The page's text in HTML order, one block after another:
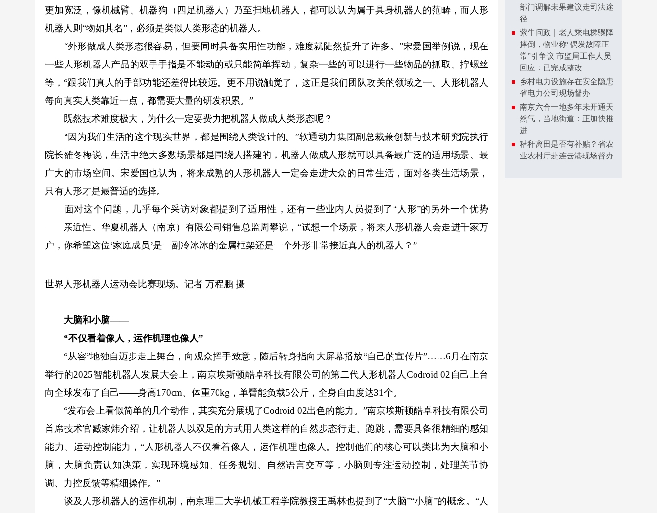
更加宽泛，像机械臂、机器狗（四足机器人）乃至扫地机器人，都可以认为属于具身机器人的范畴，而人形
机器人则“物如其名”，必须是类似人类形态的机器人。
“外形做成人类形态很容易，但要同时具备实用性功能，难度就陡然提升了许多。”宋爱国举例说，现在
一些人形机器人产品的双手手指是不能动的或只能简单挥动，复杂一些的可以进行一些物品的抓取、拧螺丝
等，“跟我们真人的手部功能还差得比较远。更不用说触觉了，这正是我们团队攻关的领域之一。人形机器人
每向真实人类靠近一点，都需要大量的研发积累。”
既然技术难度极大，为什么一定要费力把机器人做成人类形态呢？
“因为我们生活的这个现实世界，都是围绕人类设计的。”软通动力集团副总裁兼创新与技术研究院执行
院长雒冬梅说，生活中绝大多数场景都是围绕人搭建的，机器人做成人形就可以具备最广泛的适用场景、最
广大的市场空间。宋爱国也认为，将来成熟的人形机器人一定会走进大众的日常生活，面对各类生活场景，
只有人形才是最普适的选择。
面对这个问题，几乎每个采访对象都提到了适用性，还有一些业内人员提到了“人形”的另外一个优势
——亲近性。华夏机器人（南京）有限公司销售总监周攀说，“试想一个场景，将来人形机器人会走进千家万
户，你希望这位‘家庭成员’是一副冷冰冰的金属框架还是一个外形非常接近真人的机器人？”
世界人形机器人运动会比赛现场。记者 万程鹏 摄
大脑和小脑——
“不仅看着像人，运作机理也像人”
“从容”地独自迈步走上舞台，向观众挥手致意，随后转身指向大屏幕播放“自己的宣传片”……6月在南京
举行的2025智能机器人发展大会上，南京埃斯顿酷卓科技有限公司的第二代人形机器人Codroid 02自己上台
向全球发布了自己——身高170cm、体重70kg，单臂能负载5公斤，全身自由度达31个。
“发布会上看似简单的几个动作，其实充分展现了Codroid 02出色的能力。”南京埃斯顿酷卓科技有限公司
首席技术官臧家炜介绍，让机器人以双足的方式用人类这样的自然步态行走、跑跳，需要具备很精细的感知
能力、运动控制能力，“人形机器人不仅看着像人，运作机理也像人。控制他们的核心可以类比为大脑和小
脑，大脑负责认知决策，实现环境感知、任务规划、自然语言交互等，小脑则专注运动控制，处理关节协
调、力控反馈等精细操作。”
谈及人形机器人的运作机制，南京理工大学机械工程学院教授王禹林也提到了“大脑”“小脑”的概念。“人
部门调解未果建议走司法途
径
紫牛问政｜老人乘电梯骤降
摔倒，物业称“偶发故障正
常”引争议 市监局工作人员
回应：已完成整改
乡村电力设施存在安全隐患
省电力公司现场督办
南京六合一地多年未开通天
然气，当地街道：正加快推
进
秸秆离田是否有补贴？省农
业农村厅赴连云港现场督办